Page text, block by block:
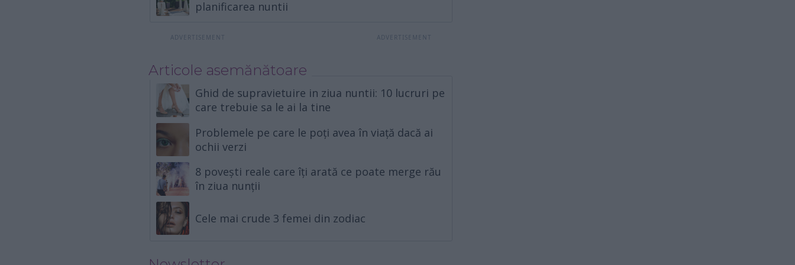
planificarea nuntii
Articole asemănătoare
Ghid de supravietuire in ziua nuntii: 10 lucruri pe
care trebuie sa le ai la tine
Problemele pe care le poți avea în viață dacă ai
ochii verzi
8 povești reale care îți arată ce poate merge rău
în ziua nunții
Cele mai crude 3 femei din zodiac